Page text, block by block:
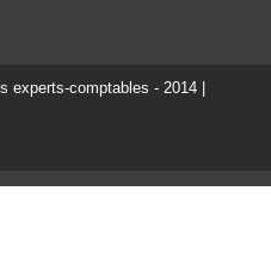
experts-comptables - 2014 |